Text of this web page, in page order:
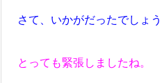
さて、いかがだったでしょう
とっても緊張しましたね。